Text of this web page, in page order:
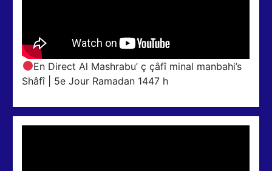
En Direct Al Mashrabu’ ç çâfî minal manbahi’s
Shâfî | 5e Jour Ramadan 1447 h